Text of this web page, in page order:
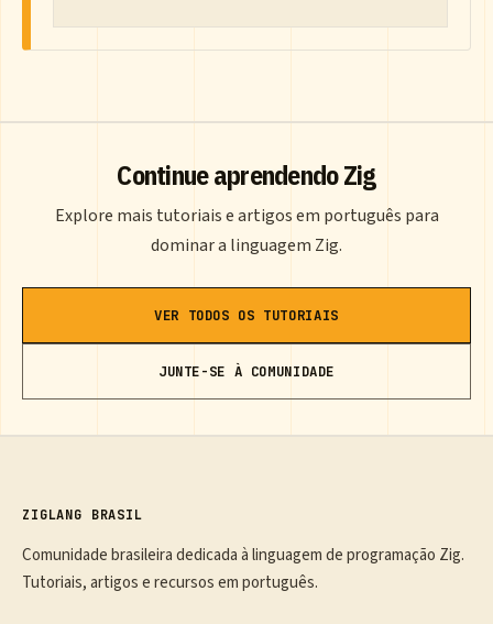
Continue aprendendo Zig
Explore mais tutoriais e artigos em português para
dominar a linguagem Zig.
VER TODOS OS TUTORIAIS
JUNTE-SE À COMUNIDADE
ZIGLANG BRASIL
Comunidade brasileira dedicada à linguagem de programação Zig.
Tutoriais, artigos e recursos em português.